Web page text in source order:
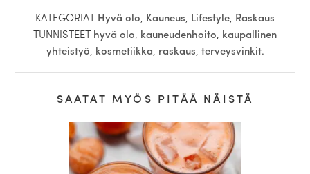
KATEGORIAT Hyvä olo, Kauneus, Lifestyle, Raskaus
TUNNISTEET hyvä olo, kauneudenhoito, kaupallinen
yhteistyö, kosmetiikka, raskaus, terveysvinkit.
SAATAT MYÖS PITÄÄ NÄISTÄ